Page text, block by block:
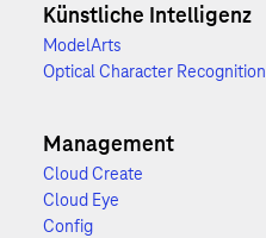
Künstliche Intelligenz
ModelArts
Optical Character Recognition
Management
Cloud Create
Cloud Eye
Config